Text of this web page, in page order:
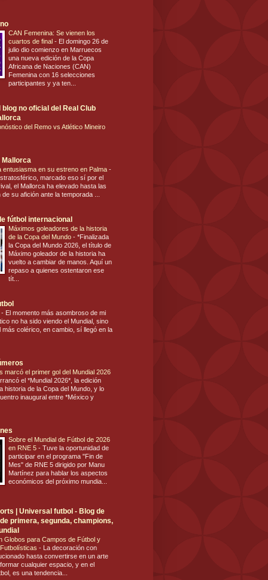
CAN Femenina: Se vienen los
cuartos de final - El domingo 26 de
julio dio comienzo en Marruecos
una nueva edición de la Copa
Africana de Naciones (CAN)
Femenina con 16 selecciones
participantes y ya ten...
blog no oficial del Real Club
del Remo vs Atlético Mineiro
Mallorca
entusiasma en su estreno en Palma -
marcado eso sí por el
el Mallorca ha elevado hasta las
su afición ante la temporada ...
fútbol internacional
Máximos goleadores de la historia
de la Copa del Mundo - *Finalizada
la Copa del Mundo 2026, el título de
Máximo goleador de la historia ha
vuelto a cambiar de manos. Aquí un
repaso a quienes ostentaron ese
tít...
- El momento más asombroso de mi
no ha sido viendo el Mundial, sino
más colérico, en cambio, sí llegó en la
marcó el primer gol del Mundial 2026
el *Mundial 2026*, la edición
historia de la Copa del Mundo, y lo
inaugural entre *México y
Sobre el Mundial de Fútbol de 2026
en RNE 5 - Tuve la oportunidad de
participar en el programa "Fin de
Mes" de RNE 5 dirigido por Manu
Martínez para hablar los aspectos
económicos del próximo mundia...
| Universal futbol - Blog de
primera, segunda, champions,
Globos para Campos de Fútbol y
- La decoración con
hasta convertirse en un arte
cualquier espacio, y en el
es una tendencia...